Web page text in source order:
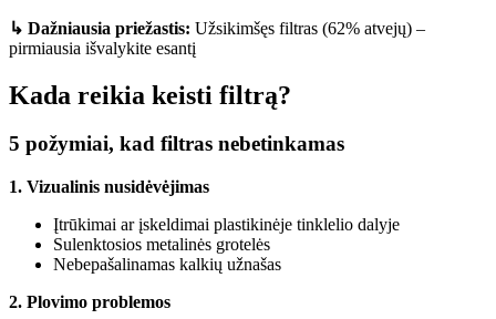
↳ Dažniausia priežastis: Užsikimšęs filtras (62% atvejų) –
pirmiausia išvalykite esantį
Kada reikia keisti filtrą?
5 požymiai, kad filtras nebetinkamas
1. Vizualinis nusidėvėjimas
Įtrūkimai ar įskeldimai plastikinėje tinklelio dalyje
Sulenktosios metalinės grotelės
Nebepašalinamas kalkių užnašas
2. Plovimo problemos